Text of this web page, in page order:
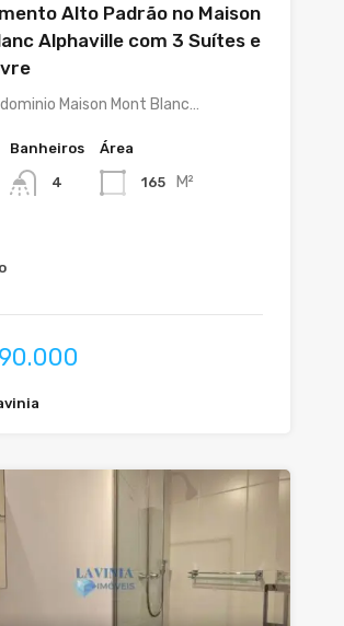
Alto Padrão no Maison
Alphaville com 3 Suítes e
Maison Mont Blanc…
Banheiros
4
Área
165 M²